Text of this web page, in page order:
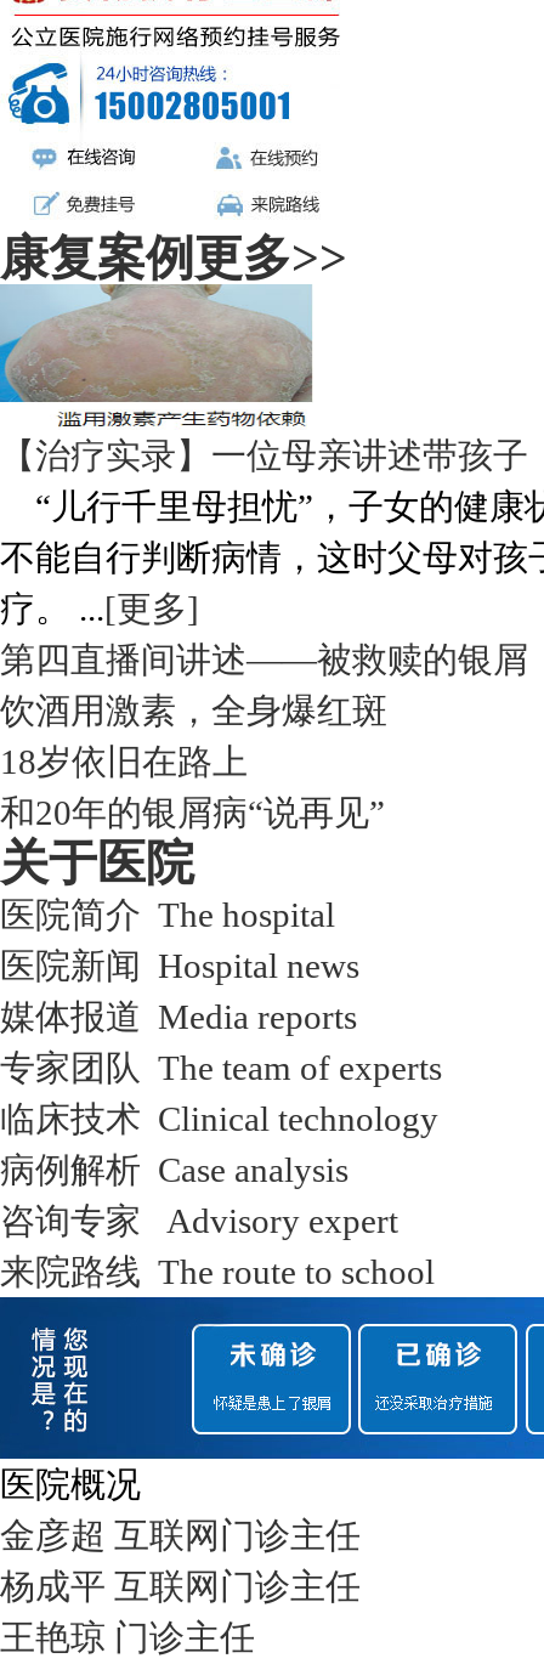
康复案例更多>>
【治疗实录】一位母亲讲述带孩子
“儿行千里母担忧”，子女的健康
不能自行判断病情，这时父母对
疗。 ...[更多]
第四直播间讲述——被救赎的银屑
饮酒用激素，全身爆红斑
18岁依旧在路上
和20年的银屑病“说再见”
关于医院
医院简介 The hospital
医院新闻 Hospital news
媒体报道 Media reports
专家团队 The team of experts
临床技术 Clinical technology
病例解析 Case analysis
咨询专家 Advisory expert
来院路线 The route to school
医院概况
金彦超 互联网门诊主任
杨成平 互联网门诊主任
王艳琼 门诊主任